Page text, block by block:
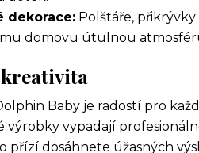
dekorace: Polštáře,
domovu útulnou
Baby je radostí pro
výrobky vypadají
přízí dosáhnete úžasných